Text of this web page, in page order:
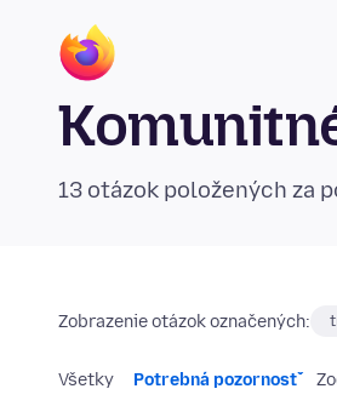
13 otázok položených za
Zobrazenie otázok označených:
Všetky Potrebná pozornosť